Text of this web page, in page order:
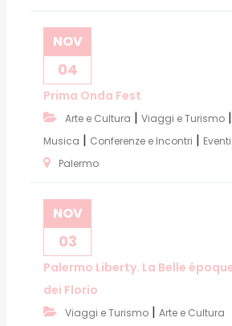
NOV
04
Prima Onda Fest
Arte e Cultura | Viaggi e Turismo |
Musica | Conferenze e Incontri |
Palermo
NOV
03
Palermo Liberty. La Belle
dei Florio
Viaggi e Turismo | Arte e Cultura